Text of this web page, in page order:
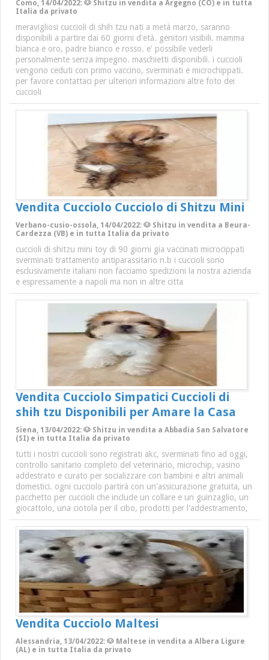
Como, 14/04/2022: 🐶 Shitzu in vendita a Argegno (CO) e in tutta
Italia da privato
meravigliosi cuccioli di shih tzu nati a metà marzo, saranno
disponibili a partire dai 60 giorni d'età. genitori visibili. mamma
bianca e oro, padre bianco e rosso. e' possibile vederli
personalmente senza impegno. maschietti disponibili. i cuccioli
vengono ceduti con primo vaccino, sverminati e microchippati.
per favore contattaci per ulteriori informazioni altre foto dei
cuccioli
Vendita Cucciolo Cucciolo di Shitzu Mini
Verbano-cusio-ossola, 14/04/2022: 🐶 Shitzu in vendita a Beura-
Cardezza (VB) e in tutta Italia da privato
cuccioli di shitzu mini toy di 90 giorni gia vaccinati microcippati
sverminati trattamento antiparassitario n.b i cuccioli sono
esclusivamente italiani non facciamo spedizioni la nostra azienda
e espressamente a napoli ma non in altre citta
Vendita Cucciolo Simpatici Cuccioli di
shih tzu Disponibili per Amare la Casa
Siena, 13/04/2022: 🐶 Shitzu in vendita a Abbadia San Salvatore
(SI) e in tutta Italia da privato
tutti i nostri cuccioli sono registrati akc, sverminati fino ad oggi,
controllo sanitario completo del veterinario, microchip, vasino
addestrato e curato per socializzare con bambini e altri animali
domestici. ogni cucciolo partirà con un'assicurazione gratuita, un
pacchetto per cuccioli che include un collare e un guinzaglio, un
giocattolo, una ciotola per il cibo, prodotti per l'addestramento,
Vendita Cucciolo Maltesi
Alessandria, 13/04/2022: 🐶 Maltese in vendita a Albera Ligure
(AL) e in tutta Italia da privato